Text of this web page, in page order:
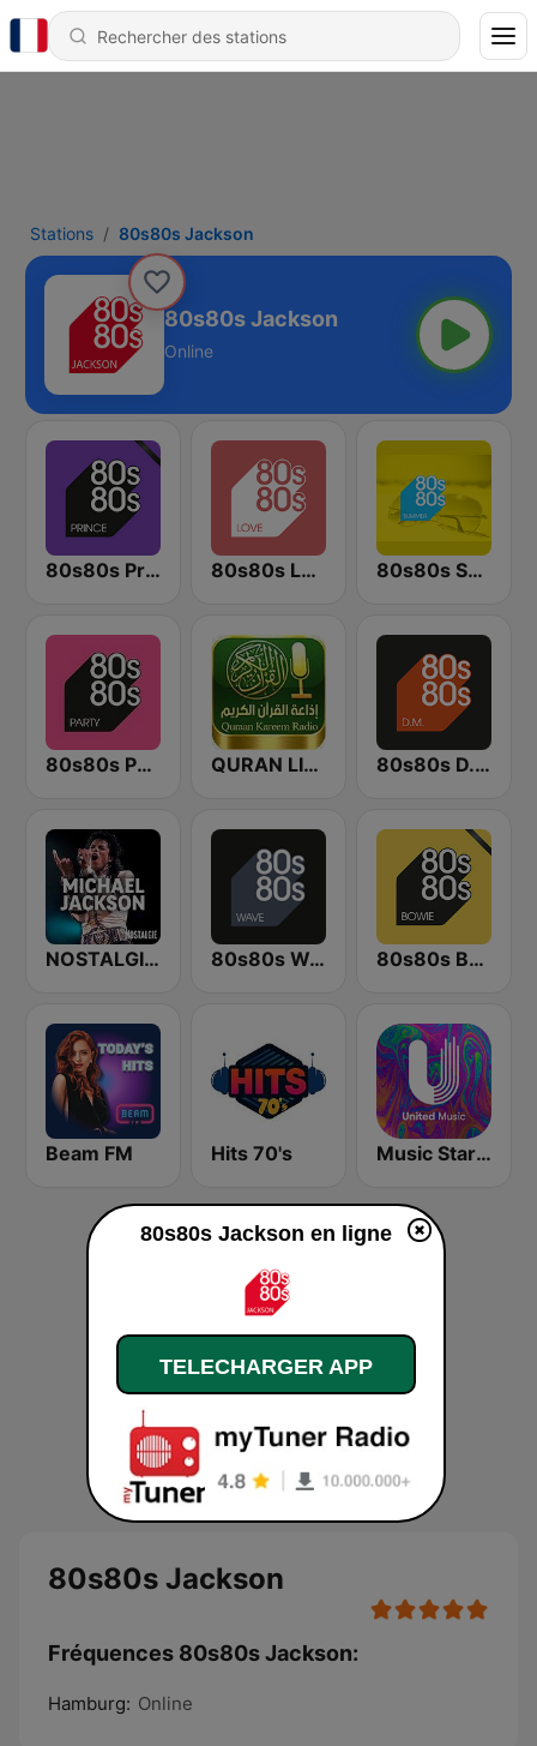
Stations 80s80s Jackson
80s80s Jackson
Online
80s80s Prince 80s80s LOVE 80s80s Summer
80s80s Party QURAN LIVE RADIO 80s80s D.M.
NOSTALGIE MICHAEL JACKSON 80s80s Wave 80s80s Bowie
Beam FM Hits 70's Music Star Michael Jackson - United Music
80s80s Jackson
Fréquences 80s80s Jackson:
Hamburg: Online
80s80s Jackson en ligne
TELECHARGER APP